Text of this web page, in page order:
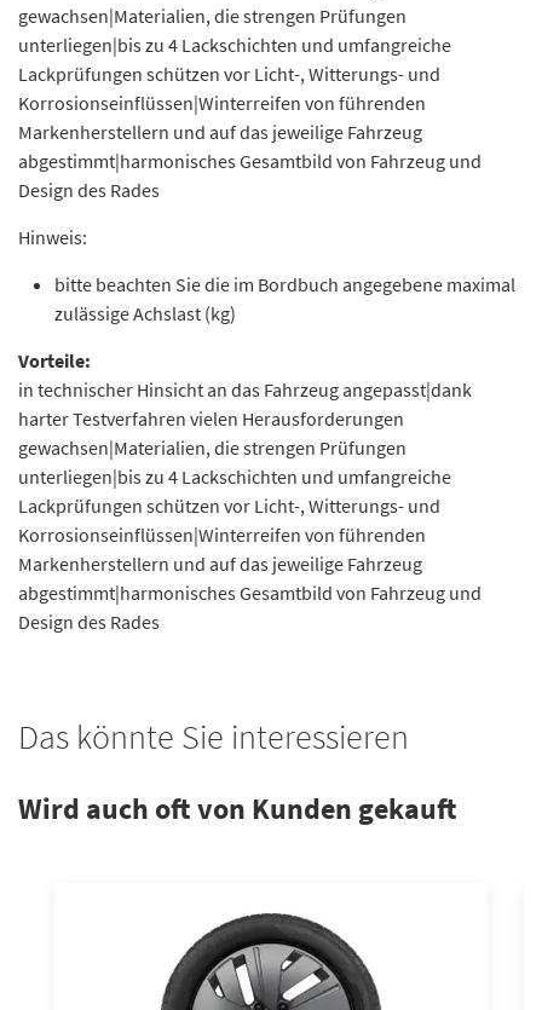
gewachsen|Materialien, die strengen Prüfungen
unterliegen|bis zu 4 Lackschichten und umfangreiche
Lackprüfungen schützen vor Licht-, Witterungs- und
Korrosionseinflüssen|Winterreifen von führenden
Markenherstellern und auf das jeweilige Fahrzeug
abgestimmt|harmonisches Gesamtbild von Fahrzeug und
Design des Rades
Hinweis:
bitte beachten Sie die im Bordbuch angegebene maximal
zulässige Achslast (kg)
Vorteile:
in technischer Hinsicht an das Fahrzeug angepasst|dank
harter Testverfahren vielen Herausforderungen
gewachsen|Materialien, die strengen Prüfungen
unterliegen|bis zu 4 Lackschichten und umfangreiche
Lackprüfungen schützen vor Licht-, Witterungs- und
Korrosionseinflüssen|Winterreifen von führenden
Markenherstellern und auf das jeweilige Fahrzeug
abgestimmt|harmonisches Gesamtbild von Fahrzeug und
Design des Rades
Das könnte Sie interessieren
Wird auch oft von Kunden gekauft